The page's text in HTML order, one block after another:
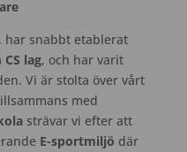
har snabbt etablerat
CS lag, och har varit
Vi är stolta över vårt
med
strävar vi efter att
E-sportmiljö där